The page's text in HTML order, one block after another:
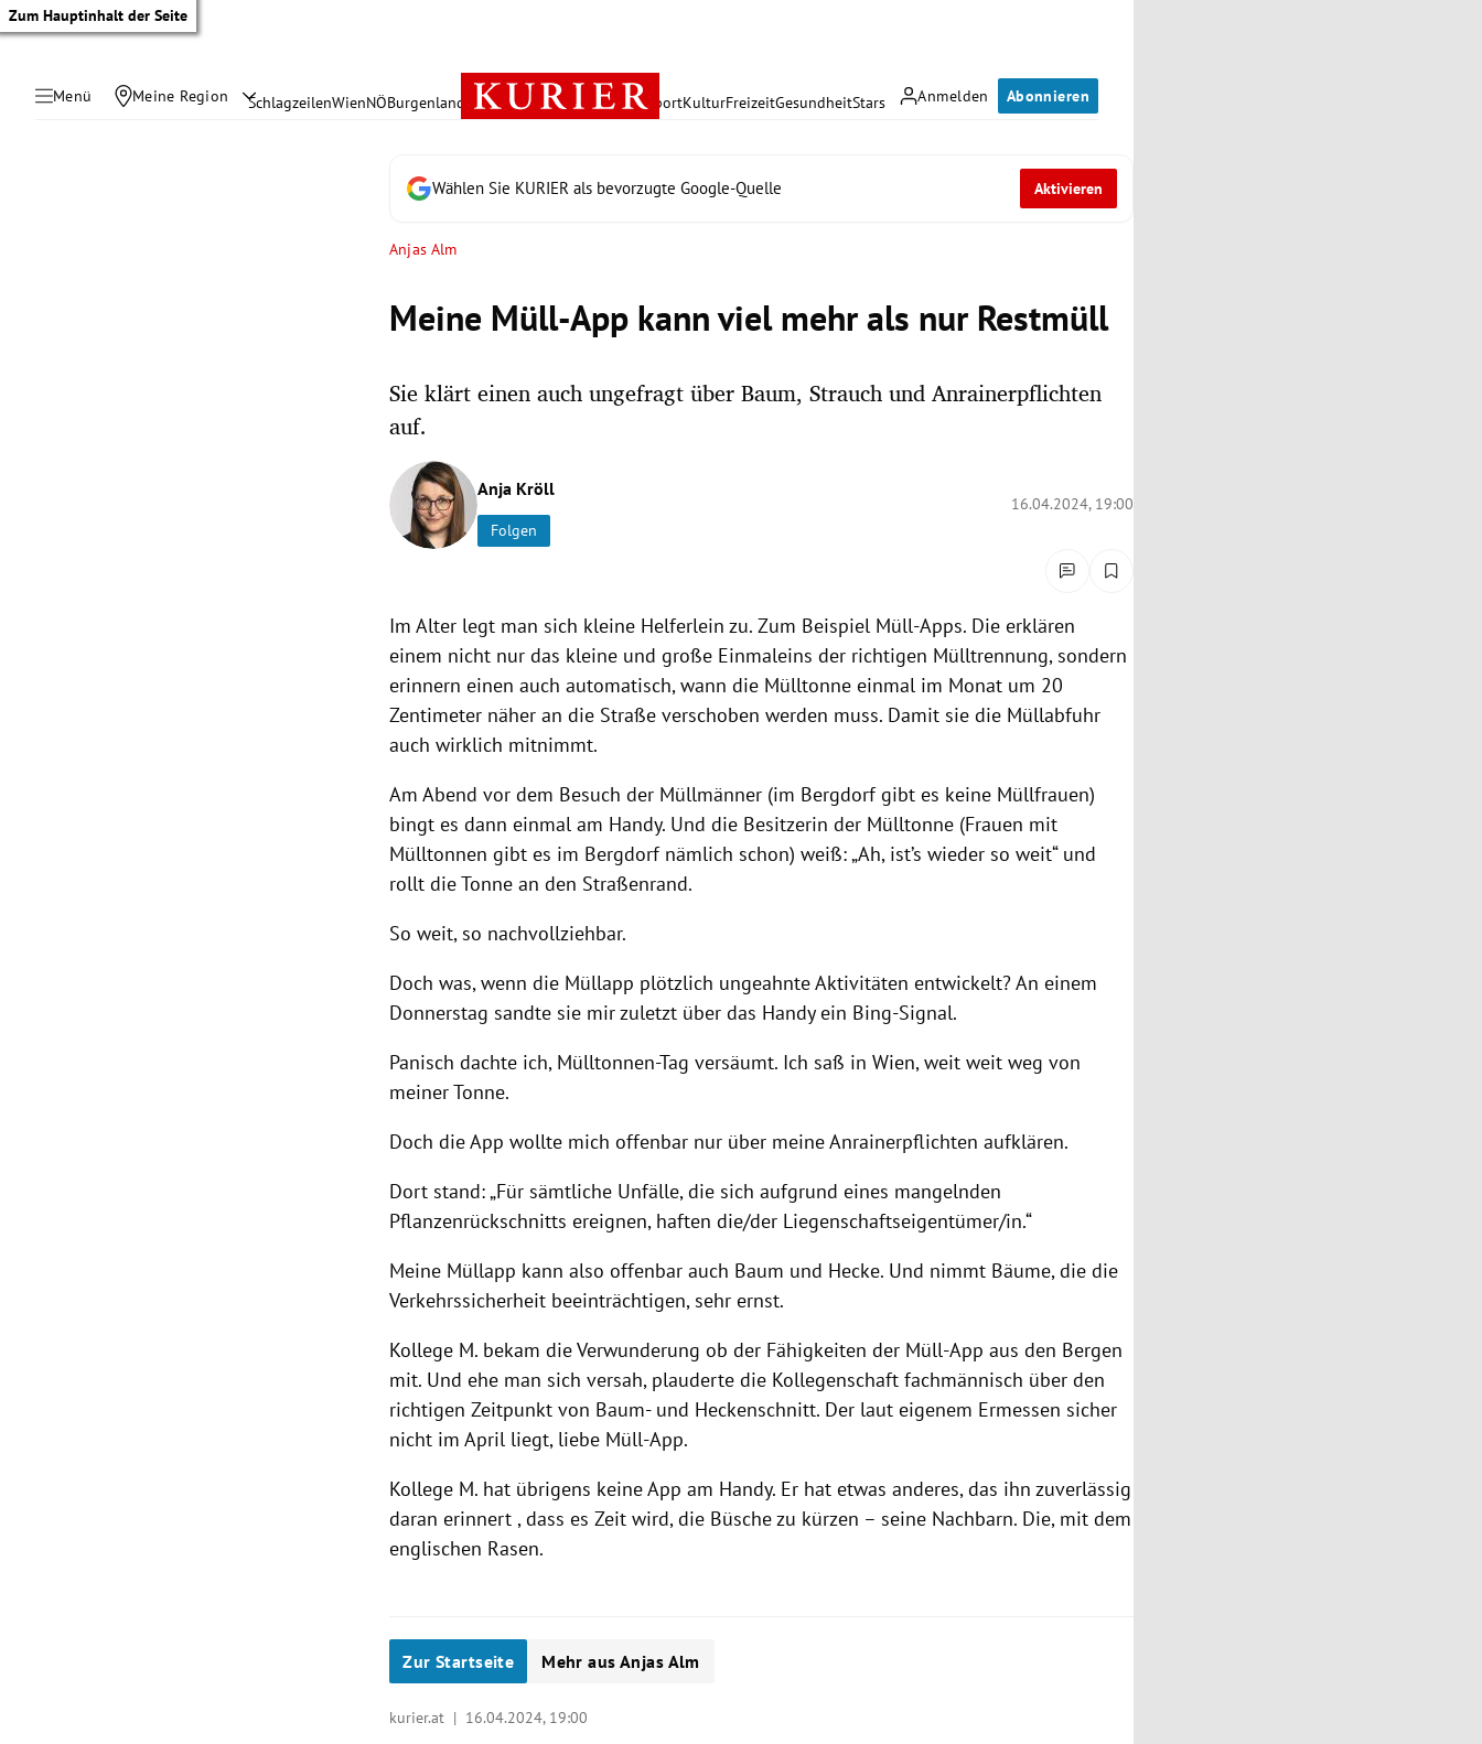
Zum Hauptinhalt der Seite
Menü Meine Region Anmelden Abonnieren
SchlagzeilenWienNÖBurgenland Österreich PolitikWirtschaft SportKulturFreizeitGesundheitStars
Wählen Sie KURIER als bevorzugte Google-Quelle Aktivieren
Anjas Alm
Meine Müll-App kann viel mehr als nur Restmüll
Sie klärt einen auch ungefragt über Baum, Strauch und Anrainerpflichten
auf.
Anja Kröll
Folgen
16.04.2024, 19:00
Im Alter legt man sich kleine Helferlein zu. Zum Beispiel Müll-Apps. Die erklären
einem nicht nur das kleine und große Einmaleins der richtigen Mülltrennung, sondern
erinnern einen auch automatisch, wann die Mülltonne einmal im Monat um 20
Zentimeter näher an die Straße verschoben werden muss. Damit sie die Müllabfuhr
auch wirklich mitnimmt.
Am Abend vor dem Besuch der Müllmänner (im Bergdorf gibt es keine Müllfrauen)
bingt es dann einmal am Handy. Und die Besitzerin der Mülltonne (Frauen mit
Mülltonnen gibt es im Bergdorf nämlich schon) weiß: „Ah, ist’s wieder so weit“ und
rollt die Tonne an den Straßenrand.
So weit, so nachvollziehbar.
Doch was, wenn die Müllapp plötzlich ungeahnte Aktivitäten entwickelt? An einem
Donnerstag sandte sie mir zuletzt über das Handy ein Bing-Signal.
Panisch dachte ich, Mülltonnen-Tag versäumt. Ich saß in Wien, weit weit weg von
meiner Tonne.
Doch die App wollte mich offenbar nur über meine Anrainerpflichten aufklären.
Dort stand: „Für sämtliche Unfälle, die sich aufgrund eines mangelnden
Pflanzenrückschnitts ereignen, haften die/der Liegenschaftseigentümer/in.“
Meine Müllapp kann also offenbar auch Baum und Hecke. Und nimmt Bäume, die die
Verkehrssicherheit beeinträchtigen, sehr ernst.
Kollege M. bekam die Verwunderung ob der Fähigkeiten der Müll-App aus den Bergen
mit. Und ehe man sich versah, plauderte die Kollegenschaft fachmännisch über den
richtigen Zeitpunkt von Baum- und Heckenschnitt. Der laut eigenem Ermessen sicher
nicht im April liegt, liebe Müll-App.
Kollege M. hat übrigens keine App am Handy. Er hat etwas anderes, das ihn zuverlässig
daran erinnert , dass es Zeit wird, die Büsche zu kürzen – seine Nachbarn. Die, mit dem
englischen Rasen.
Zur Startseite Mehr aus Anjas Alm
kurier.at | 16.04.2024, 19:00